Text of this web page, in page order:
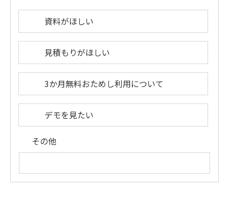
資料がほしい
見積もりがほしい
3か月無料おためし利用について
デモを見たい
その他